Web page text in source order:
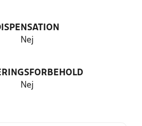
Nej
Nej